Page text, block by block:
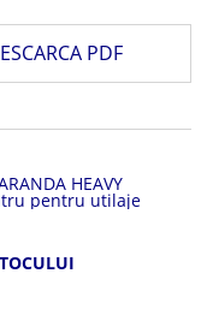
PDF
HEAVY
pentru utilaje
electrogene